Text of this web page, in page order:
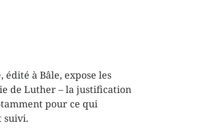
à Bâle, expose les
de Luther – la justification
pour ce qui
suivi.